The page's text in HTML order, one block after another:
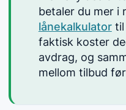
betaler du mer i
lånekalkulatortil
faktisk koster
avdrag, og
mellom tilbud